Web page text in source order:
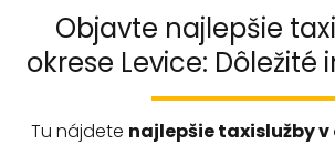
Objavte najlepšie
okrese Levice:
Tu nájdete najlepšie taxislužby v